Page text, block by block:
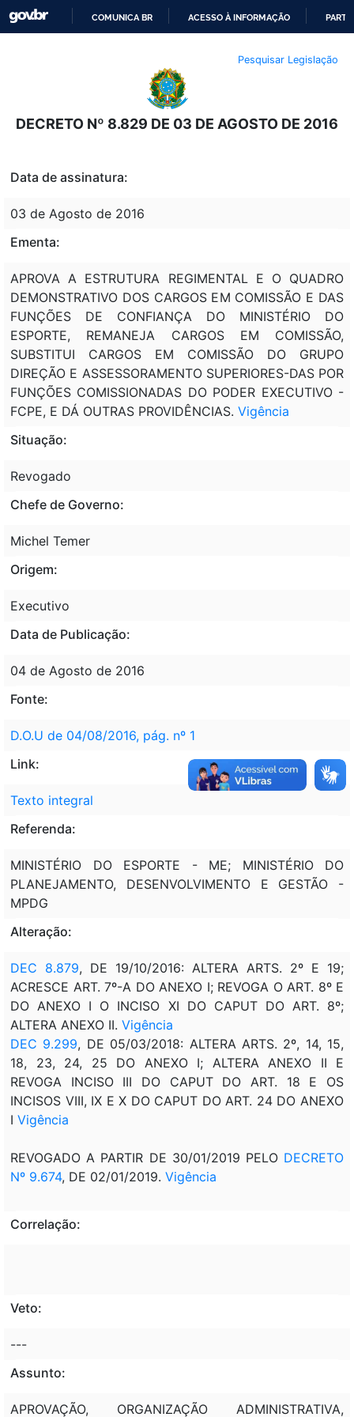
O
CONTEÚDO
COMUNICA BR ACESSO À INFORMAÇÃO
Pesquisar Legislação
DECRETO Nº 8.829 DE 03 DE AGOSTO DE 2016
Data de assinatura:
03 de Agosto de 2016
Ementa:
APROVA A ESTRUTURA REGIMENTAL E O QUADRO
DEMONSTRATIVO DOS CARGOS EM COMISSÃO E DAS
FUNÇÕES DE CONFIANÇA DO MINISTÉRIO DO
ESPORTE, REMANEJA CARGOS EM COMISSÃO,
SUBSTITUI CARGOS EM COMISSÃO DO GRUPO
DIREÇÃO E ASSESSORAMENTO SUPERIORES-DAS POR
FUNÇÕES COMISSIONADAS DO PODER EXECUTIVO -
FCPE, E DÁ OUTRAS PROVIDÊNCIAS. Vigência
Situação:
Revogado
Chefe de Governo:
Michel Temer
Origem:
Executivo
Data de Publicação:
04 de Agosto de 2016
Fonte:
D.O.U de 04/08/2016, pág. nº 1
Link:
Texto integral
Referenda:
MINISTÉRIO DO ESPORTE - ME; MINISTÉRIO DO
PLANEJAMENTO, DESENVOLVIMENTO E GESTÃO -
MPDG
Alteração:
DEC 8.879, DE 19/10/2016: ALTERA ARTS. 2º E 19;
ACRESCE ART. 7º-A DO ANEXO I; REVOGA O ART. 8º E
DO ANEXO I O INCISO XI DO CAPUT DO ART. 8º;
ALTERA ANEXO II. Vigência
DEC 9.299, DE 05/03/2018: ALTERA ARTS. 2º, 14, 15,
18, 23, 24, 25 DO ANEXO I; ALTERA ANEXO II E
REVOGA INCISO III DO CAPUT DO ART. 18 E OS
INCISOS VIII, IX E X DO CAPUT DO ART. 24 DO ANEXO
I Vigência
REVOGADO A PARTIR DE 30/01/2019 PELO DECRETO
Nº 9.674, DE 02/01/2019. Vigência
Correlação:
Veto:
---
Assunto:
APROVAÇÃO, ORGANIZAÇÃO ADMINISTRATIVA,